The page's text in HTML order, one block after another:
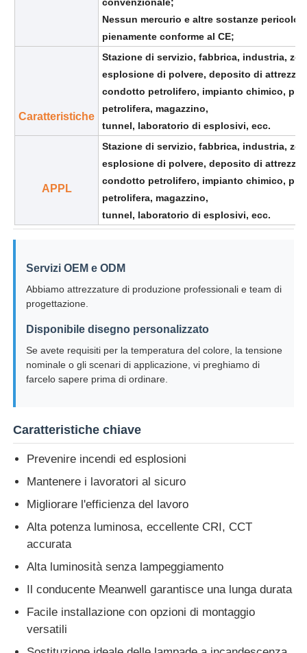
Nessun mercurio e altre sostanze
pienamente conforme al CE;
Caratteristiche
Stazione di servizio, fabbrica, industria,
esplosione di polvere, deposito di
condotto petrolifero, impianto chimico,
petrolifera, magazzino,
tunnel, laboratorio di esplosivi, ecc.
APPL
Stazione di servizio, fabbrica, industria,
esplosione di polvere, deposito di
condotto petrolifero, impianto chimico,
petrolifera, magazzino,
tunnel, laboratorio di esplosivi, ecc.
Servizi OEM e ODM
Abbiamo attrezzature di produzione professionali e team di
progettazione.
Disponibile disegno personalizzato
Se avete requisiti per la temperatura del colore, la tensione
nominale o gli scenari di applicazione, vi preghiamo di
farcelo sapere prima di ordinare.
Caratteristiche chiave
Prevenire incendi ed esplosioni
Mantenere i lavoratori al sicuro
Migliorare l'efficienza del lavoro
Alta potenza luminosa, eccellente CRI, CCT
accurata
Alta luminosità senza lampeggiamento
Il conducente Meanwell garantisce una lunga durata
Facile installazione con opzioni di montaggio
versatili